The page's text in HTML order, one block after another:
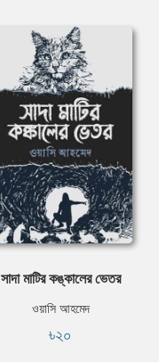
সাদা মাটির কঙ্কালের ভেতর
ওয়াসি আহমেদ
৳২০